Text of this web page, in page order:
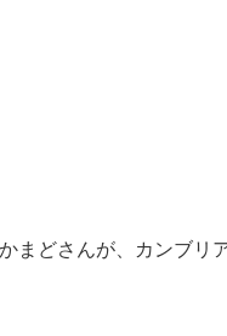
まどさんが、カンブリ